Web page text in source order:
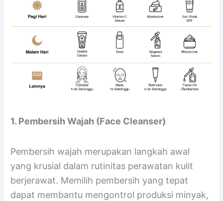
1. Pembersih Wajah (Face Cleanser)
Pembersih wajah merupakan langkah awal
yang krusial dalam rutinitas perawatan kulit
berjerawat. Memilih pembersih yang tepat
dapat membantu mengontrol produksi minyak,